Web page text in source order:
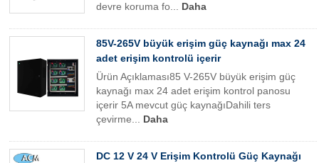
devre koruma fo... Daha
85V-265V büyük erişim güç kaynağı max 24
adet erişim kontrolü içerir
Ürün Açıklaması85 V-265V büyük erişim güç
kaynağı max 24 adet erişim kontrol panosu
içerir 5A mevcut güç kaynağıDahili ters
çevirme... Daha
DC 12 V 24 V Erişim Kontrolü Güç Kaynağı